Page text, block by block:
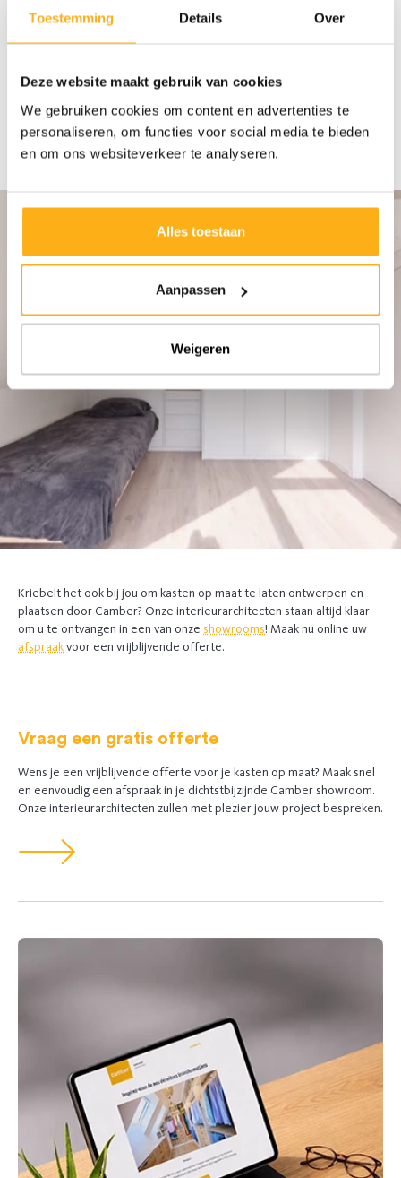
Toestemming Details Over
Deze website maakt gebruik van cookies
We gebruiken cookies om content en advertenties te
personaliseren, om functies voor social media te bieden
en om ons websiteverkeer te analyseren.
Alles toestaan
Aanpassen
Weigeren
goed doen, ze werken alles tot in de puntjes
Kriebelt het ook bij jou om kasten op maat te laten ontwerpen en
plaatsen door Camber? Onze interieurarchitecten staan altijd klaar
om u te ontvangen in een van onze showrooms! Maak nu online uw
afspraakvoor een vrijblijvende offerte.
Vraag een gratis offerte
Wens je een vrijblijvende offerte voor je kasten op maat? Maak snel
en eenvoudig een afspraak in je dichtstbijzijnde Camber showroom.
Onze interieurarchitecten zullen met plezier jouw project bespreken.